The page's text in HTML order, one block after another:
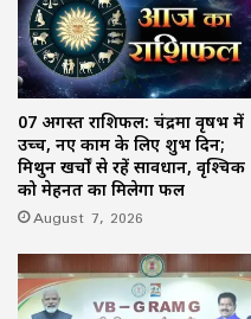
07 अगस्त राशिफल: चंद्रमा वृषभ में
उच्च, नए काम के लिए शुभ दिन;
मिथुन खर्चों से रहें सावधान, वृश्चिक
को मेहनत का मिलेगा फल
August 7, 2026